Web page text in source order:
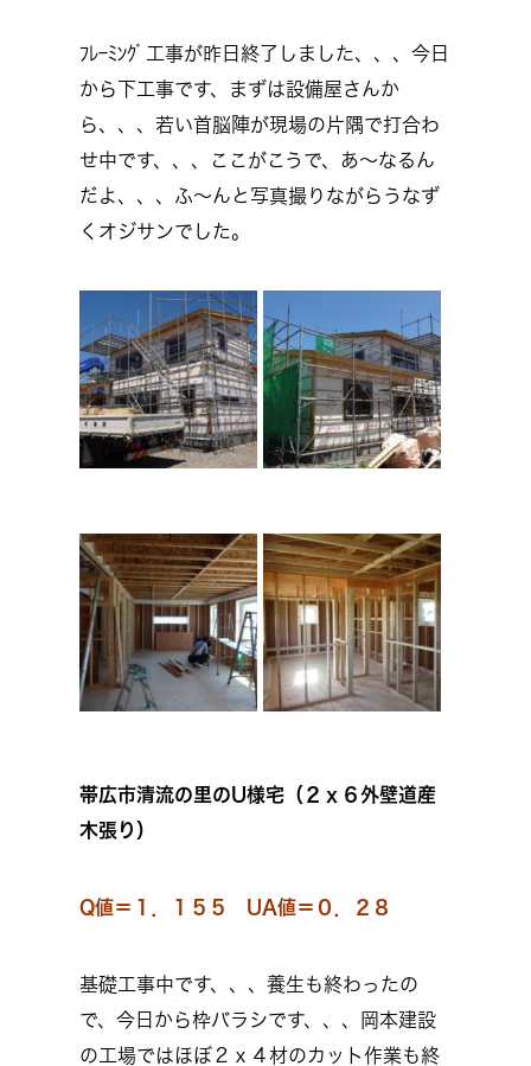
ﾌﾚｰﾐﾝｸﾞ工事が昨日終了しました、、、今日
から下工事です、まずは設備屋さんか
ら、、、若い首脳陣が現場の片隅で打合わ
せ中です、、、ここがこうで、あ～なるん
だよ、、、ふ～んと写真撮りながらうなず
くオジサンでした。
帯広市清流の里のU様宅（２ｘ６外壁道産
木張り）
Q値＝１．１５５ UA値＝０．２８
基礎工事中です、、、養生も終わったの
で、今日から枠バラシです、、、岡本建設
の工場ではほぼ２ｘ４材のカット作業も終